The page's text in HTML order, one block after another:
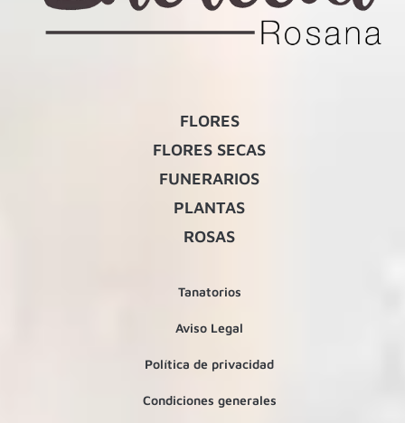
FLORES
FLORES SECAS
FUNERARIOS
PLANTAS
ROSAS
Tanatorios
Aviso Legal
Política de privacidad
Condiciones generales